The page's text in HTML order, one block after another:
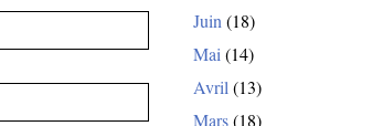
Juin (18)
Mai (14)
Avril (13)
Mars(18)